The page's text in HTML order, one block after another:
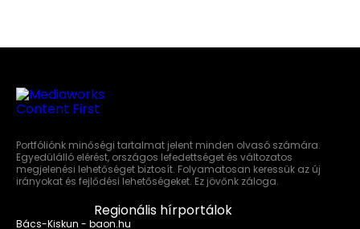
Portfóliónk minőségi tartalmat jelent minden olvasó számára.
Egyedülálló elérést, országos lefedettséget és változatos
megjelenési lehetőséget biztosít. Folyamatosan keressük az új
irányokat és fejlődési lehetőségeket. Ez jövőnk záloga.
Regionális hírportálok
Bács-Kiskun - baon.hu